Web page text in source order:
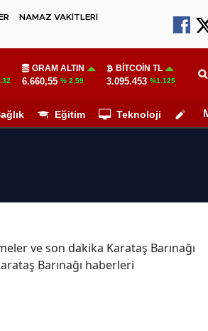
NAMAZ VAKİTLERİ
GRAM ALTIN
6.660,55 % 2,59
BITCOIN TL
3.095.453 %1.125
Eğitim Teknoloji
ve son dakika Karataş Barınağı
Barınağı haberleri